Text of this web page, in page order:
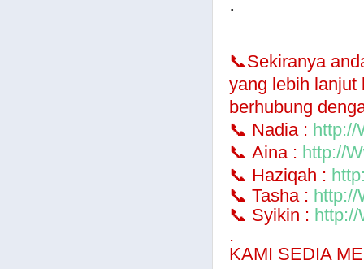
📞Sekiranya
yang lebih lanjut
berhubung
📞 Nadia : http://
📞 Aina : http://
📞 Haziqah :
📞 Tasha : http://
📞 Syikin : http://
.
KAMI SEDIA